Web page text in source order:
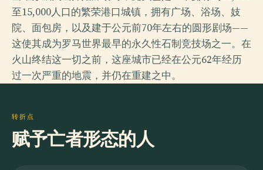
至15,000人口的繁荣港口城镇，拥有广场、浴场、妓
院、面包房，以及建于公元前70年左右的圆形剧场——
这使其成为罗马世界最早的永久性石制竞技场之一。在
火山终结这一切之前，这座城市已经在公元62年经历
过一次严重的地震，并仍在重建之中。
转折点
赋予亡者形态的人